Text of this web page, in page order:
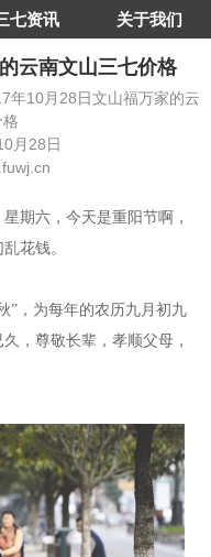
七资讯 关于我们
云南文山三七价格
年10月28日文山福万家的云
月28日
期六，今天是重阳节啊，
花钱。
”，为每年的农历九月初九
，尊敬长辈，孝顺父母，